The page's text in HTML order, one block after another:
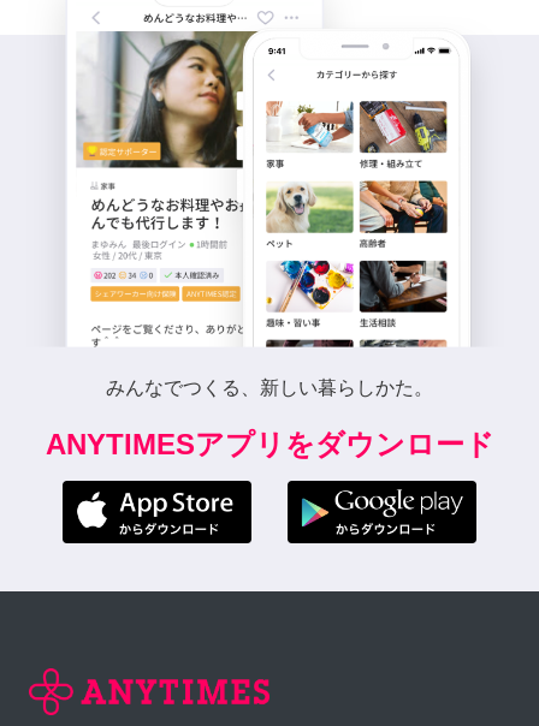
みんなでつくる、新しい暮らしかた。
ANYTIMESアプリをダウンロード